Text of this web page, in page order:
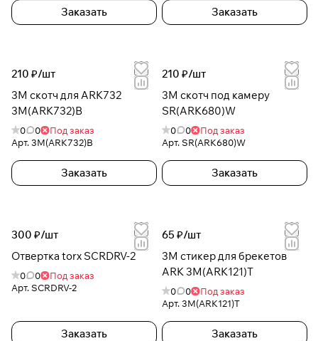
Заказать Заказать
210 ₽/шт
3М скотч для ARK732
3M(ARK732)B
0 0
Под заказ
Арт.3M(ARK732)B
Заказать
210 ₽/шт
3М скотч под камеру
SR(ARK680)W
0 0
Под заказ
Арт.SR(ARK680)W
Заказать
300 ₽/шт
Отвертка torx SCRDRV-2
0 0
Под заказ
Арт.SCRDRV-2
Заказать
65 ₽/шт
3M стикер для брекетов
ARK 3M(ARK121)T
0 0
Под заказ
Арт.3M(ARK121)T
Заказать